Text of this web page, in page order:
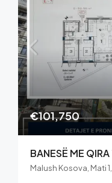
€101,750
BANESË ME QIRA